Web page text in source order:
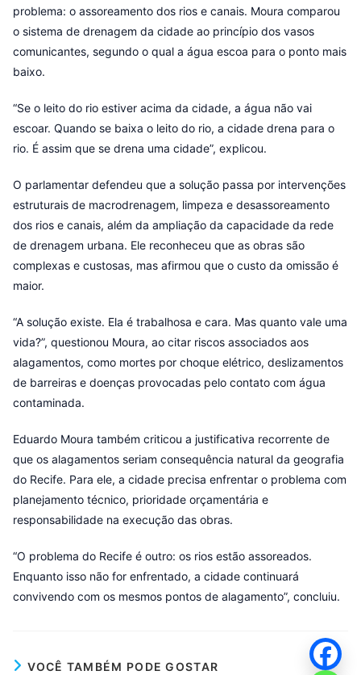
problema: o assoreamento dos rios e canais. Moura comparou
o sistema de drenagem da cidade ao princípio dos vasos
comunicantes, segundo o qual a água escoa para o ponto mais
baixo.
“Se o leito do rio estiver acima da cidade, a água não vai
escoar. Quando se baixa o leito do rio, a cidade drena para o
rio. É assim que se drena uma cidade”, explicou.
O parlamentar defendeu que a solução passa por intervenções
estruturais de macrodrenagem, limpeza e desassoreamento
dos rios e canais, além da ampliação da capacidade da rede
de drenagem urbana. Ele reconheceu que as obras são
complexas e custosas, mas afirmou que o custo da omissão é
maior.
“A solução existe. Ela é trabalhosa e cara. Mas quanto vale uma
vida?”, questionou Moura, ao citar riscos associados aos
alagamentos, como mortes por choque elétrico, deslizamentos
de barreiras e doenças provocadas pelo contato com água
contaminada.
Eduardo Moura também criticou a justificativa recorrente de
que os alagamentos seriam consequência natural da geografia
do Recife. Para ele, a cidade precisa enfrentar o problema com
planejamento técnico, prioridade orçamentária e
responsabilidade na execução das obras.
“O problema do Recife é outro: os rios estão assoreados.
Enquanto isso não for enfrentado, a cidade continuará
convivendo com os mesmos pontos de alagamento”, concluiu.
VOCÊ TAMBÉM PODE GOSTAR